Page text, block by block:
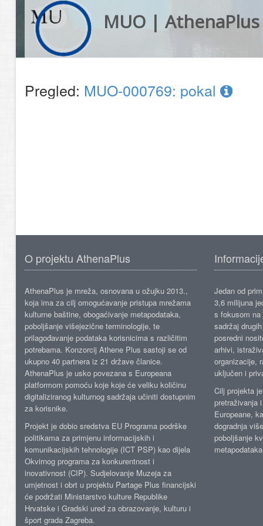
MUO | AthenaPlus
Pregled: MUO-000769: pokal
O projektu AthenaPlus
AthenaPlus je mreža, osnovana u ožujku 2013.,
koja ima za cilj omogućavanje pristupa mrežama
kulturne baštine, obogaćivanje metapodataka,
poboljšanje višejezične terminologije, te
prilagođavanje podataka korisnicima s različitim
potrebama. Konzorcij Athene Plus sastoji se od
ukupno 40 partnera iz 21 države članice.
AthenaPlus je usko povezana s Europeana
platformom pomoću koje koje će veliku količinu
digitaliziranog kulturnog sadržaja učiniti dostupnim
za korisnike.
Projekt je dobio sredstva EU Programa podrške
politikama za primjenu informacijskih i
komunikacijskih tehnologije (ICT PSP) kao dijela
Okvirnog programa za konkurentnost i
inovativnost (CIP). Sudjelovanje Muzeja za
umjetnost i obrt u projektu Partage Plus financijski
će podržati Ministarstvo kulture Republike
Hrvatske i Gradski ured za obrazovanje, kulturu i
šport grada Zagreba.
Jedan od
3,6 milijuna
s fokusom
sadržaj
posredni
arhivi,
organizacije,
uključen i
Cilj projekta
pretraživanja
Europeane,
dogradnja
poboljšanje